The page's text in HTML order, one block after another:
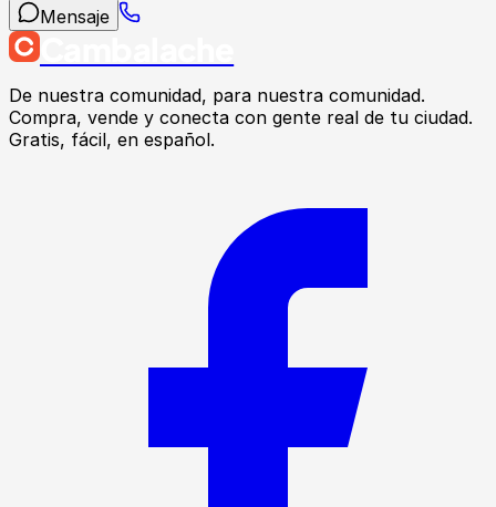
Mensaje
De nuestra comunidad, para nuestra comunidad.
Compra, vende y conecta con gente real de tu ciudad.
Gratis, fácil, en español.